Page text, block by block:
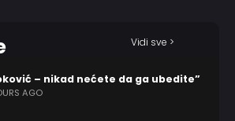
Vidi sve >
– nikad nećete da ga ubedite”
AGO